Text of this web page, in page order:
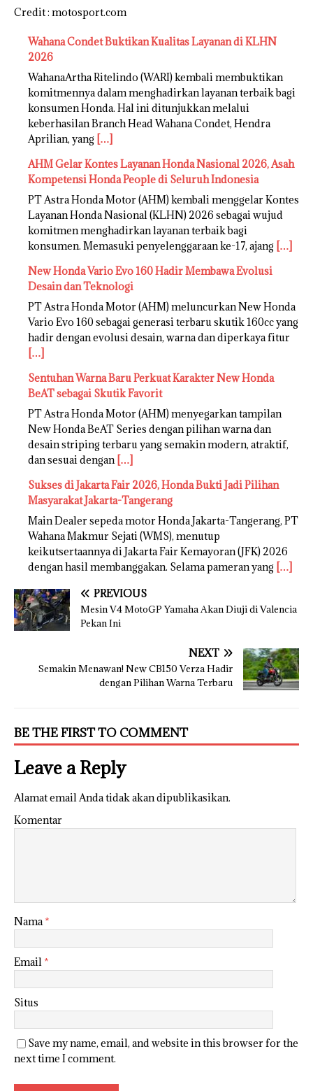
Credit : motosport.com
Wahana Condet Buktikan Kualitas Layanan di KLHN
2026
WahanaArtha Ritelindo (WARI) kembali membuktikan
komitmennya dalam menghadirkan layanan terbaik bagi
konsumen Honda. Hal ini ditunjukkan melalui
keberhasilan Branch Head Wahana Condet, Hendra
Aprilian, yang […]
AHM Gelar Kontes Layanan Honda Nasional 2026, Asah
Kompetensi Honda People di Seluruh Indonesia
PT Astra Honda Motor (AHM) kembali menggelar Kontes
Layanan Honda Nasional (KLHN) 2026 sebagai wujud
komitmen menghadirkan layanan terbaik bagi
konsumen. Memasuki penyelenggaraan ke-17, ajang […]
New Honda Vario Evo 160 Hadir Membawa Evolusi
Desain dan Teknologi
PT Astra Honda Motor (AHM) meluncurkan New Honda
Vario Evo 160 sebagai generasi terbaru skutik 160cc yang
hadir dengan evolusi desain, warna dan diperkaya fitur
[…]
Sentuhan Warna Baru Perkuat Karakter New Honda
BeAT sebagai Skutik Favorit
PT Astra Honda Motor (AHM) menyegarkan tampilan
New Honda BeAT Series dengan pilihan warna dan
desain striping terbaru yang semakin modern, atraktif,
dan sesuai dengan […]
Sukses di Jakarta Fair 2026, Honda Bukti Jadi Pilihan
Masyarakat Jakarta-Tangerang
Main Dealer sepeda motor Honda Jakarta-Tangerang, PT
Wahana Makmur Sejati (WMS), menutup
keikutsertaannya di Jakarta Fair Kemayoran (JFK) 2026
dengan hasil membanggakan. Selama pameran yang […]
PREVIOUS
Mesin V4 MotoGP Yamaha Akan Diuji di Valencia
Pekan Ini
NEXT
Semakin Menawan! New CB150 Verza Hadir
dengan Pilihan Warna Terbaru
BE THE FIRST TO COMMENT
Leave a Reply
Alamat email Anda tidak akan dipublikasikan.
Komentar
Nama *
Email *
Situs
Save my name, email, and website in this browser for the
next time I comment.